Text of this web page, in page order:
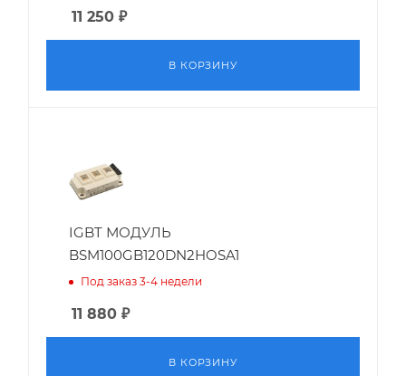
11 250 ₽
В КОРЗИНУ
IGBT МОДУЛЬ
BSM100GB120DN2HOSA1
Под заказ 3-4 недели
11 880 ₽
В КОРЗИНУ